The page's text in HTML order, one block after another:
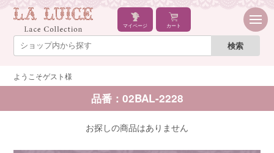
マイページ カート
ようこそゲスト様
品番：02BAL-2228
お探しの商品はありません